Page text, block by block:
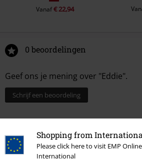
Shopping from
Please click here to visit EMP
International
Vanaf€ 22,94
0 beoordelingen
Geef ons je mening over "Eddie".
Schrijf een beoordeling